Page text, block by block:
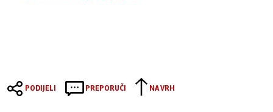
PODIJELI PREPORUČI NA VRH